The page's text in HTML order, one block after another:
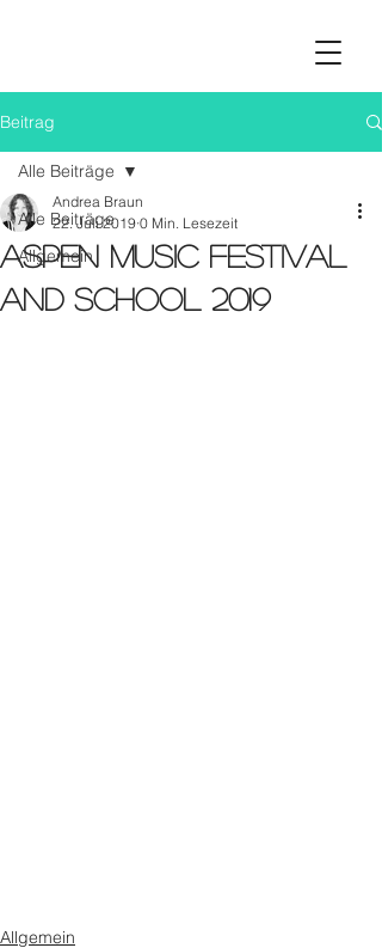
Beitrag
Alle Beiträge
Allgemein
Alle Beiträge
Aspen Music Festival
and School 2019
Andrea Braun
22. Juli 2019 0 Min. Lesezeit
Allgemein